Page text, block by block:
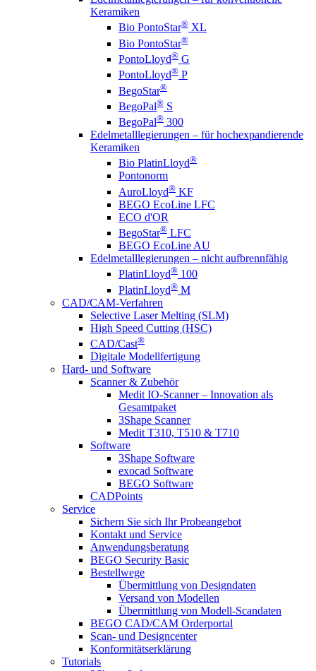
Keramiken
Bio PontoStar® XL
Bio PontoStar®
PontoLloyd® G
PontoLloyd® P
BegoStar®
BegoPal® S
BegoPal® 300
Edelmetalllegierungen – für hochexpandierende
Keramiken
Bio PlatinLloyd®
Pontonorm
AuroLloyd® KF
BEGO EcoLine LFC
ECO d'OR
BegoStar® LFC
BEGO EcoLine AU
Edelmetalllegierungen – nicht aufbrennfähig
PlatinLloyd® 100
PlatinLloyd® M
CAD/CAM-Verfahren
Selective Laser Melting (SLM)
High Speed Cutting (HSC)
CAD/Cast®
Digitale Modellfertigung
Hard- und Software
Scanner & Zubehör
Medit IO-Scanner – Innovation als
Gesamtpaket
3Shape Scanner
Medit T310, T510 & T710
Software
3Shape Software
exocad Software
BEGO Software
CADPoints
Service
Sichern Sie sich Ihr Probeangebot
Kontakt und Service
Anwendungsberatung
BEGO Security Basic
Bestellwege
Übermittlung von Designdaten
Versand von Modellen
Übermittlung von Modell-Scandaten
BEGO CAD/CAM Orderportal
Scan- und Designcenter
Konformitätserklärung
Tutorials